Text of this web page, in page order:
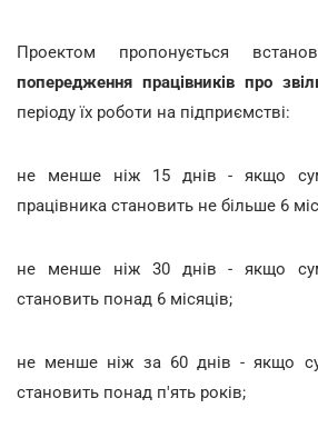
Проектом пропонується
попередження працівників про
періоду їх роботи на підприємстві:
не менше ніж 15 днів - якщо
працівника становить не більше 6
не менше ніж 30 днів - якщо
становить понад 6 місяців;
не менше ніж за 60 днів - якщо
становить понад п'ять років;